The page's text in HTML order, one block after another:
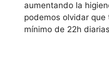
aumentando la
podemos olvidar que
mínimo de 22h